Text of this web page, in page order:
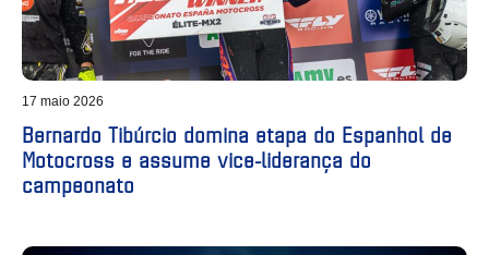
17 maio 2026
Bernardo Tibúrcio domina etapa do Espanhol de
Motocross e assume vice-liderança do
campeonato